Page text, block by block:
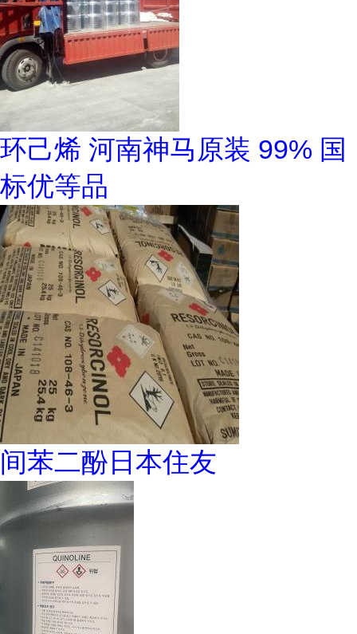
环己烯 河南神马原装 99% 国
标优等品
间苯二酚日本住友